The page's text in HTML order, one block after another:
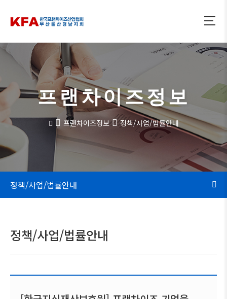
프랜차이즈정보
프랜차이즈정보 정책/사업/법률안내
정책/사업/법률안내
정책/사업/법률안내